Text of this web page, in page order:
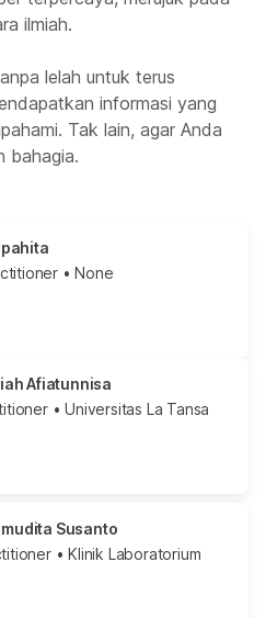
ilmiah.
lelah untuk terus
informasi yang
Tak lain, agar Anda
bahagia.
• None
Afiatunnisa
• Universitas La Tansa
Susanto
• Klinik Laboratorium